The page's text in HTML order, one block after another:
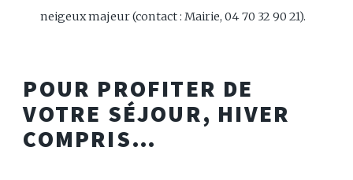
neigeux majeur (contact : Mairie, 04 70 32 90 21).
POUR PROFITER DE
VOTRE SÉJOUR, HIVER
COMPRIS…